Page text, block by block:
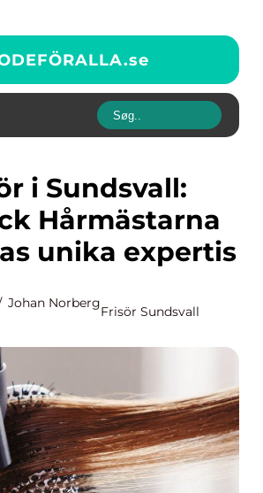
se
Hårmästarna
unika expertis
Johan Norberg
Frisör Sundsvall